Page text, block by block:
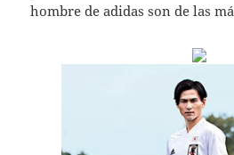
hombre de adidas son de las